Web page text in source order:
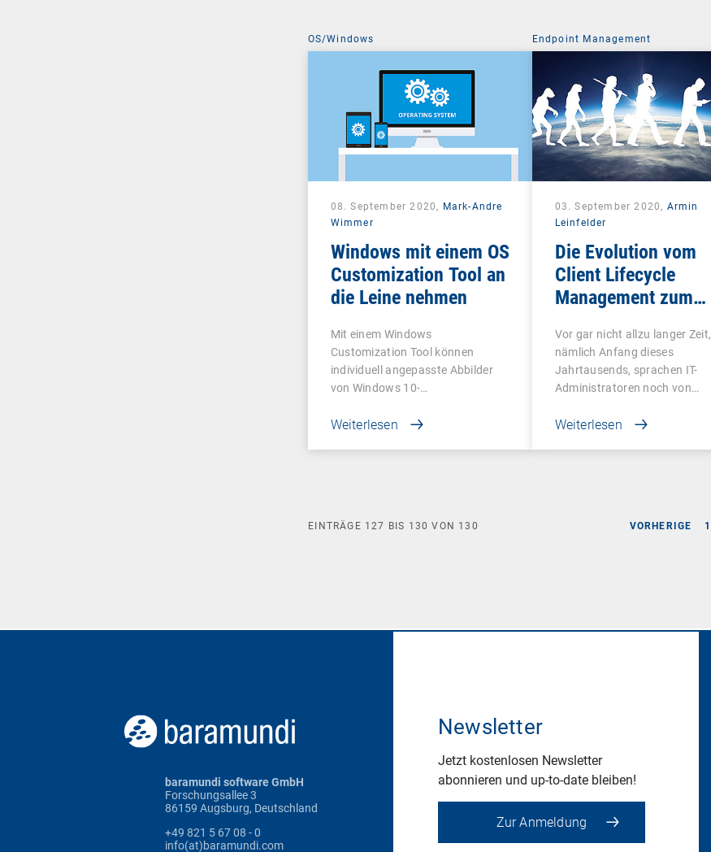
OS/Windows
08. September 2020, Mark-Andre
Wimmer
Windows mit einem OS
Customization Tool an
die Leine nehmen
Mit einem Windows
Customization Tool können
individuell angepasste Abbilder
von Windows 10-
Weiterlesen
Endpoint Management
03. September 2020, Armin
Leinfelder
Die Evolution vom
Client Lifecycle
Management zum
Management
Vor gar nicht allzu langer Zeit,
nämlich Anfang dieses
Jahrtausends, sprachen IT-
Administratoren noch von…
Weiterlesen
VORHERIGE 1
EINTRÄGE 127 BIS 130 VON 130
baramundi software GmbH
Forschungsallee 3
86159 Augsburg, Deutschland
+49 821 5 67 08 - 0
info(at)baramundi.com
Newsletter
Jetzt kostenlosen Newsletter
abonnieren und up-to-date bleiben!
Zur Anmeldung